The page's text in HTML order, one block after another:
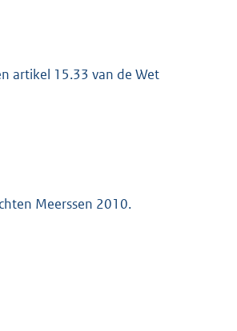
artikel 15.33 van de Wet
Meerssen 2010.